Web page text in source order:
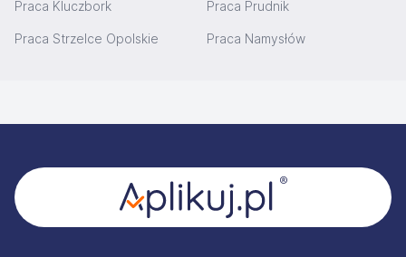
Praca Kluczbork Praca Prudnik
Praca Strzelce Opolskie Praca Namysłów